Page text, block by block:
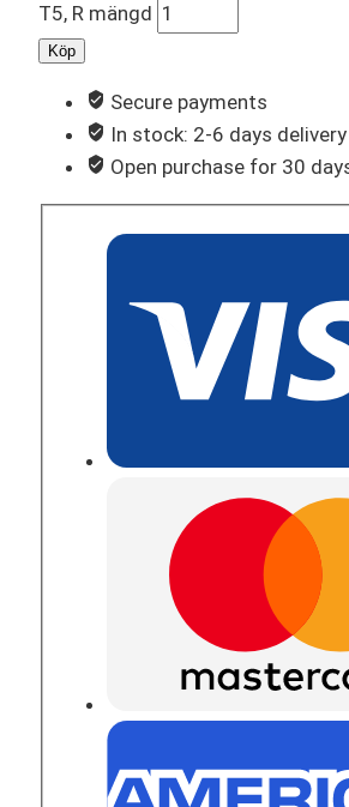
T5, R mängd
Köp
Secure payments
In stock: 2-6 days
Open purchase for 30